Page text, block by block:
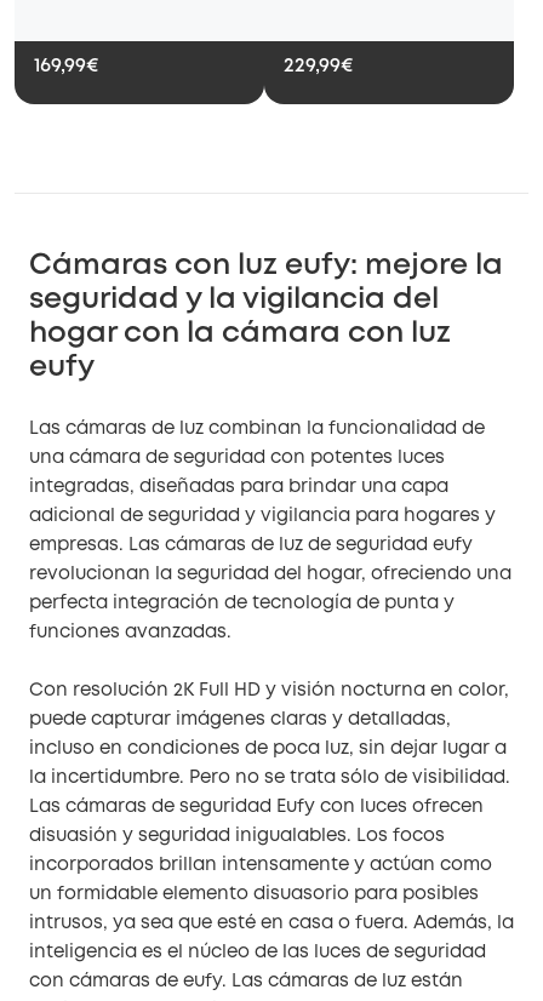
169,99€ 229,99€
Cámaras con luz eufy: mejore la
seguridad y la vigilancia del
hogar con la cámara con luz
eufy
Las cámaras de luz combinan la funcionalidad de
una cámara de seguridad con potentes luces
integradas, diseñadas para brindar una capa
adicional de seguridad y vigilancia para hogares y
empresas. Las cámaras de luz de seguridad eufy
revolucionan la seguridad del hogar, ofreciendo una
perfecta integración de tecnología de punta y
funciones avanzadas.
Con resolución 2K Full HD y visión nocturna en color,
puede capturar imágenes claras y detalladas,
incluso en condiciones de poca luz, sin dejar lugar a
la incertidumbre. Pero no se trata sólo de visibilidad.
Las cámaras de seguridad Eufy con luces ofrecen
disuasión y seguridad inigualables. Los focos
incorporados brillan intensamente y actúan como
un formidable elemento disuasorio para posibles
intrusos, ya sea que esté en casa o fuera. Además, la
inteligencia es el núcleo de las luces de seguridad
con cámaras de eufy. Las cámaras de luz están